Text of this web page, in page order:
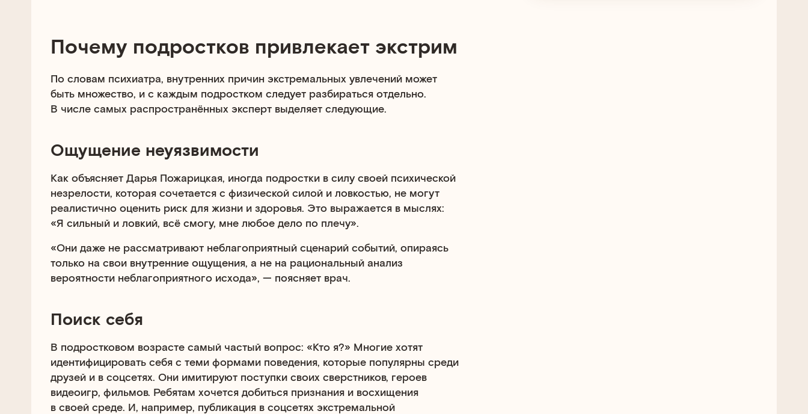
Почему подростков привлекает экстрим
По словам психиатра, внутренних причин экстремальных увлечений может
быть множество, и с каждым подростком следует разбираться отдельно.
В числе самых распространённых эксперт выделяет следующие.
Ощущение неуязвимости
Как объясняет Дарья Пожарицкая, иногда подростки в силу своей психической
незрелости, которая сочетается с физической силой и ловкостью, не могут
реалистично оценить риск для жизни и здоровья. Это выражается в мыслях:
«Я сильный и ловкий, всё смогу, мне любое дело по плечу».
«Они даже не рассматривают неблагоприятный сценарий событий, опираясь
только на свои внутренние ощущения, а не на рациональный анализ
вероятности неблагоприятного исхода», — поясняет врач.
Поиск себя
В подростковом возрасте самый частый вопрос: «Кто я?» Многие хотят
идентифицировать себя с теми формами поведения, которые популярны среди
друзей и в соцсетях. Они имитируют поступки своих сверстников, героев
видеоигр, фильмов. Ребятам хочется добиться признания и восхищения
в своей среде. И, например, публикация в соцсетях экстремальной